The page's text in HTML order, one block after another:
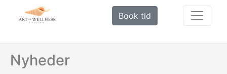
Book tid
Nyheder